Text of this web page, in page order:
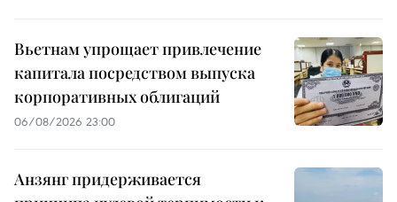
Вьетнам упрощает привлечение
капитала посредством выпуска
корпоративных облигаций
06/08/2026 23:00
Анзянг придерживается